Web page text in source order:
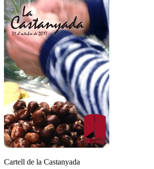
Cartell de la Castanyada